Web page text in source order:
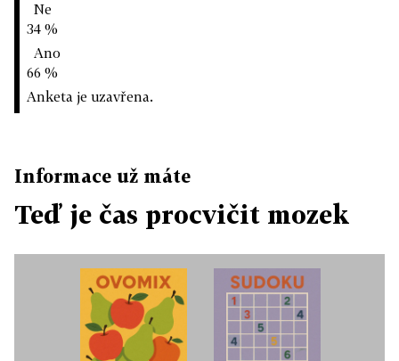
Ne
34 %
Ano
66 %
Anketa je uzavřena.
Informace už máte
Teď je čas procvičit mozek